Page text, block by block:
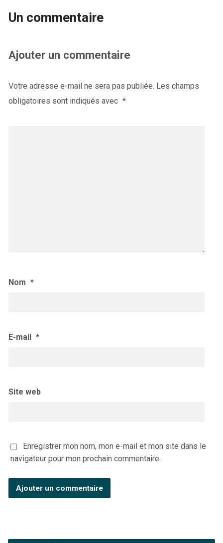
Un commentaire
Ajouter un commentaire
Votre adresse e-mail ne sera pas publiée. Les champs
obligatoires sont indiqués avec *
Nom *
E-mail *
Site web
Enregistrer mon nom, mon e-mail et mon site dans le
navigateur pour mon prochain commentaire.